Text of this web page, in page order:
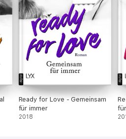
Ready for Love - Gemeinsam
für immer
2018